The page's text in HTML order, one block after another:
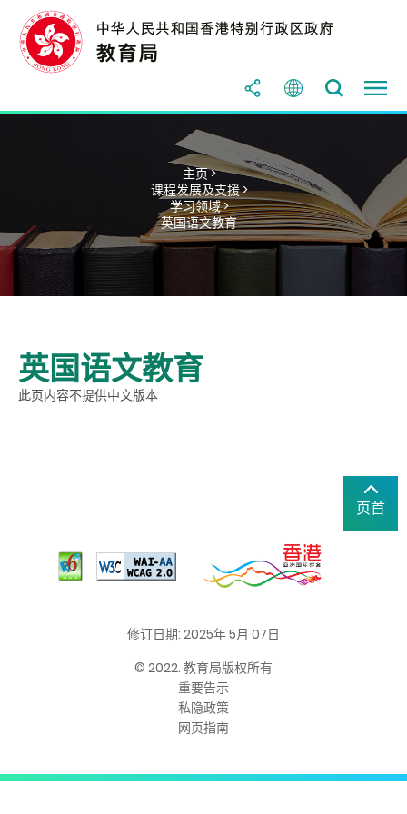
主页 >
课程发展及支援 >
学习领域 >
英国语文教育
英国语文教育
此页内容不提供中文版本
页首
修订日期: 2025年 5月 07日
© 2022. 教育局版权所有
重要告示
私隐政策
网页指南